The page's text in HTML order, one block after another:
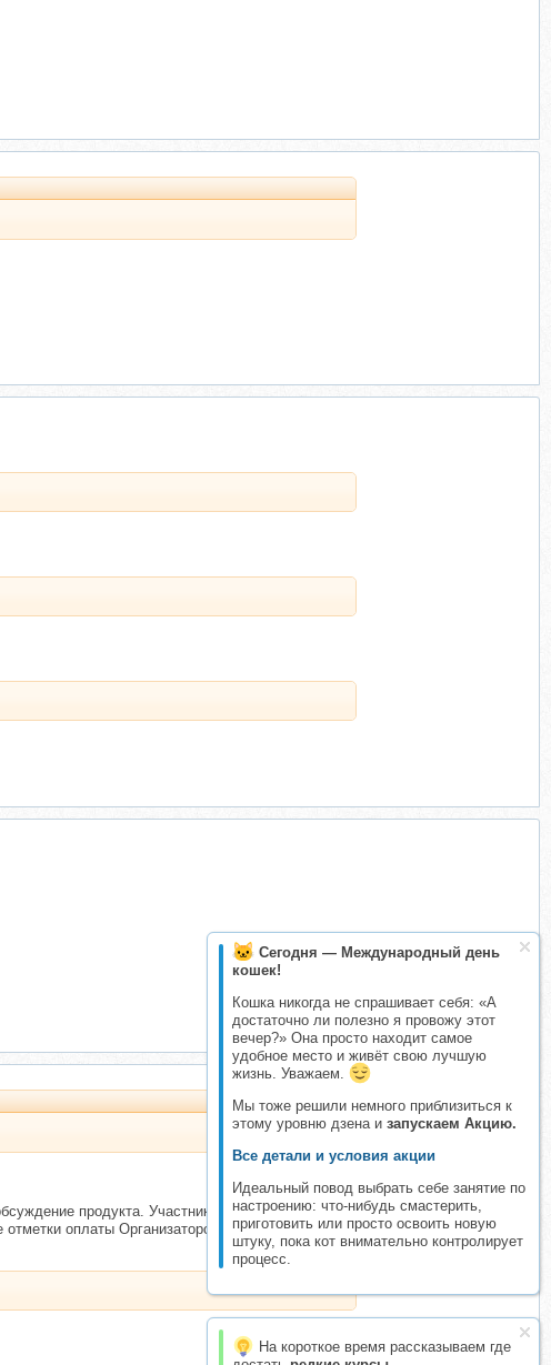
Сегодня — Международный день
кошек!
Кошка никогда не спрашивает себя: «А
достаточно ли полезно я провожу этот
вечер?» Она просто находит самое
удобное место и живёт свою лучшую
жизнь. Уважаем.
Мы тоже решили немного приблизиться к
этому уровню дзена и запускаем Акцию.
Все детали и условия акции
Идеальный повод выбрать себе занятие по
настроению: что-нибудь смастерить,
приготовить или просто освоить новую
штуку, пока кот внимательно контролирует
процесс.
На короткое время рассказываем где
продукта. Участники могут оставить отзыв о складчине.
оплаты Организатором.